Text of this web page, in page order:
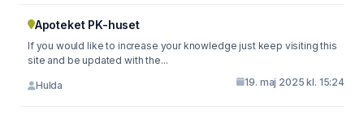
Apoteket PK-huset
If you would like to increase your knowledge just keep visiting this
site and be updated with the...
Hulda 19. maj 2025 kl. 15:24